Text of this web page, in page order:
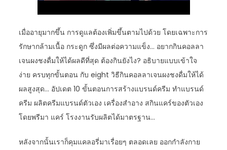
เมื่ออายุมากขึ้น การดูแลต้องเพิ่มขึ้นตามไปด้วย โดยเฉพาะการ
รักษากล้ามเนื้อ กระดูก ซึ่งมีผลต่อความแข็ง… อยากกินคอลลา
เจนผงชงดื่มให้ได้ผลดีที่สุด ต้องกินยังไง? อธิบายแบบเข้าใจ
ง่าย ครบทุกขั้นตอน กับ eight วิธีกินคอลลาเจนผงชงดื่มให้ได้
ผลสูงสุด… อัปเดต 10 ขั้นตอนการสร้างแบรนด์ครีม ทำแบรนด์
ครีม ผลิตครีมแบรนด์ตัวเอง เครื่องสำอาง สกินแคร์ของตัวเอง
โดยพรีมา แคร์ โรงงานรับผลิตได้มาตรฐาน…
หลังจากนั้นเราก็คุมแคลอรี่มาเรื่อยๆ ตลอดเลย ออกกำลังกาย